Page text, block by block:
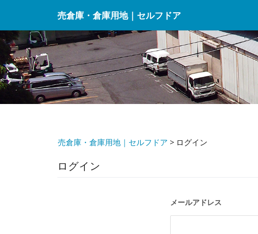
content
売倉庫・倉庫用地｜セルフドア
売倉庫・倉庫用地｜セルフドア > ログイン
ログイン
メールアドレス